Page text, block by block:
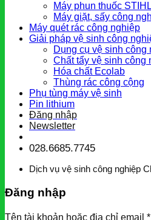
Máy phun thuốc
Máy giặt, sấy công
Máy quét rác công nghiệp
Giải pháp vệ sinh công
Dụng cụ vệ sinh công
Chất tẩy vệ sinh công
Hóa chất Ecolab
Thùng rác công cộng
Phụ tùng máy vệ sinh
Pin lithium
Đăng nhập
Newsletter
028.6685.7745
Dịch vụ vệ sinh công nghiệp
Đăng nhập
Tên tài khoản hoặc địa chỉ email *